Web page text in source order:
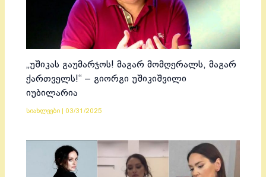
„უშიკას გაუმარჯოს! მაგარ მომღერალს, მაგარ
ქართველს!“ – გიორგი უშიკიშვილი
იუბილარია
სიახლეები 03/31/2025